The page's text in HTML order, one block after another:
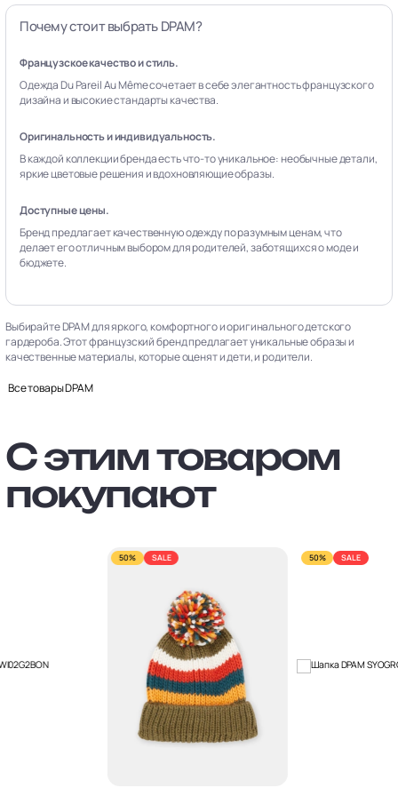
Почему стоит выбрать DPAM?
Французское качество и стиль.
Одежда Du Pareil Au Même сочетает в себе элегантность французского
дизайна и высокие стандарты качества.
Оригинальность и индивидуальность.
В каждой коллекции бренда есть что-то уникальное: необычные детали,
яркие цветовые решения и вдохновляющие образы.
Доступные цены.
Бренд предлагает качественную одежду по разумным ценам, что
делает его отличным выбором для родителей, заботящихся о моде и
бюджете.
Выбирайте DPAM для яркого, комфортного и оригинального детского
гардероба. Этот французский бренд предлагает уникальные образы и
качественные материалы, которые оценят и дети, и родители.
Все товары DPAM
С этим товаром
покупают
50% SALE 50% SALE